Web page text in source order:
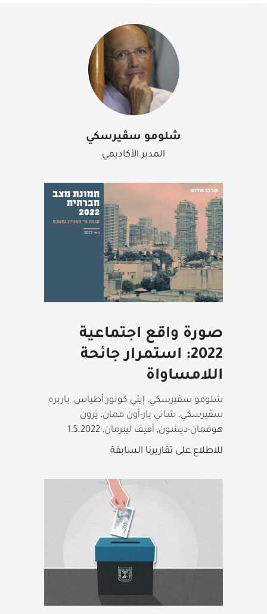
شلومو سڤيرسكي
المدير الأكاديمي
صورة واقع اجتماعية
2022: استمرار جائحة
اللامساواة
شلومو سڤيرسكي, إيتي كونور أطياس, باربره
سڤيرسكي, شاني بار-أون ممان, يَرون
هوفمان-ديشون, أفيف ليبرمان,
1.5.2022
للاطلاع على تقاريرنا السابقة